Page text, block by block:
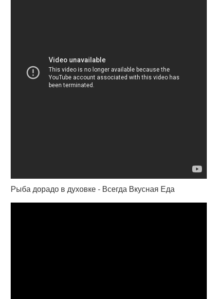
Рыба дорадо в духовке - Всегда Вкусная Еда